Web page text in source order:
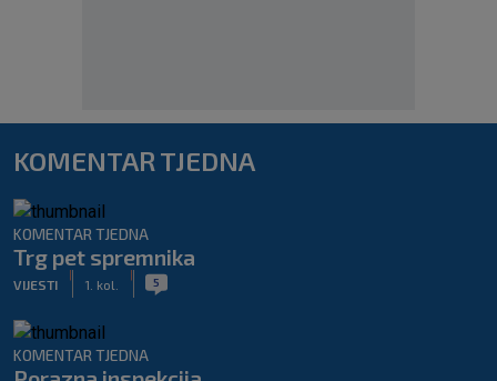
KOMENTAR TJEDNA
KOMENTAR TJEDNA
Trg pet spremnika
VIJESTI 1. kol. 5
KOMENTAR TJEDNA